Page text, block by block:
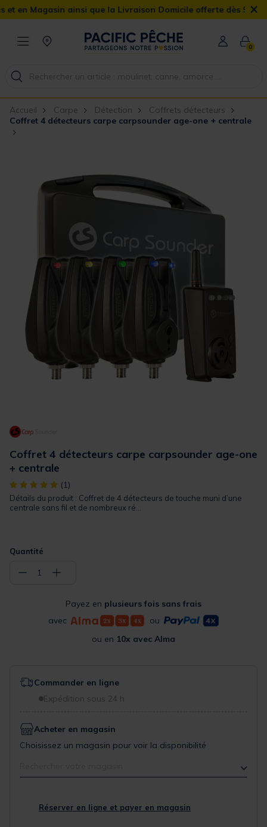
ainsi que la Livraison Domicile offerte dès 90€ ×
0
Accueil Carpe Détection
Coffrets détecteurs
Coffret 4 détecteurs carpe carpsounder age-one + centrale
Coffret 4 détecteurs carpe carpsounder age-one
+ centrale
[object Object] out of 5 Customer Rating
(1)
Détails du produit : Coffret de 4 détecteurs de touche muni d’une
centrale sans fil et de nombreux ré...
Quantité
− 1 +
Payez en plusieurs fois sans frais
avec
ou
ou en 10x avec Alma
Commander en ligne
Expédition sous 24 h
Acheter en magasin
Choisissez un magasin pour voir la disponibilité
Réserver en ligne et payer en magasin